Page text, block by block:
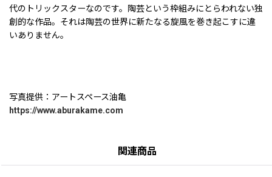
代のトリックスターなのです。陶芸という枠組みにとらわれない独
創的な作品。それは陶芸の世界に新たなる旋風を巻き起こすに違
いありません。
写真提供：アートスペース油亀
https://www.aburakame.com
関連商品